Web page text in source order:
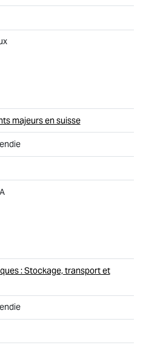
majeurs en suisse
: Stockage, transport et